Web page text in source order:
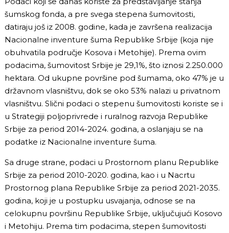
šumskog fonda, a pre svega stepena šumovitosti,
datiraju još iz 2008. godine, kada je završena realizacija
Nacionalne inventure šuma Republike Srbije (koja nije
obuhvatila područje Kosova i Metohije). Prema ovim
podacima, šumovitost Srbije je 29,1%, što iznosi 2.250.000
hektara. Od ukupne površine pod šumama, oko 47% je u
državnom vlasništvu, dok se oko 53% nalazi u privatnom
vlasništvu. Slični podaci o stepenu šumovitosti koriste se i
u Strategiji poljoprivrede i ruralnog razvoja Republike
Srbije za period 2014-2024. godina, a oslanjaju se na
podatke iz Nacionalne inventure šuma.
Sa druge strane, podaci u Prostornom planu Republike
Srbije za period 2010-2020. godina, kao i u Nacrtu
Prostornog plana Republike Srbije za period 2021-2035.
godina, koji je u postupku usvajanja, odnose se na
celokupnu površinu Republike Srbije, uključujući Kosovo
i Metohiju. Prema tim podacima, stepen šumovitosti